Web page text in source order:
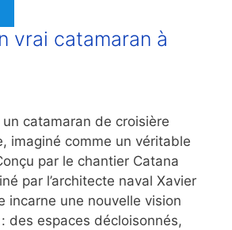
vrai catamaran à
catamaran de croisière
imaginé comme un véritable
par le chantier Catana
par l’architecte naval Xavier
incarne une nouvelle vision
des espaces décloisonnés,